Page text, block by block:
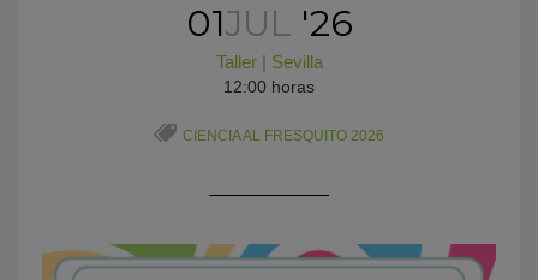
01JUL '26
Taller| Sevilla
12:00 horas
CIENCIA AL FRESQUITO 2026